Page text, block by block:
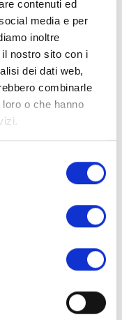
contenuti ed
media e per
inoltre
nostro sito con i
dei dati web,
combinarle
o che hanno
è il cuore
suo lascito